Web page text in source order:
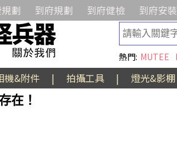
劃 到府規劃 到府健檢 到府安裝
熱門: MUTEE
機&附件 | 拍攝工具 |
燈光&影棚
在！